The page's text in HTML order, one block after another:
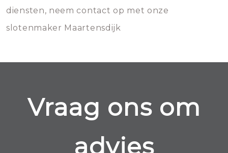
diensten, neem contact op met onze
slotenmaker Maartensdijk
Vraag ons om
advies